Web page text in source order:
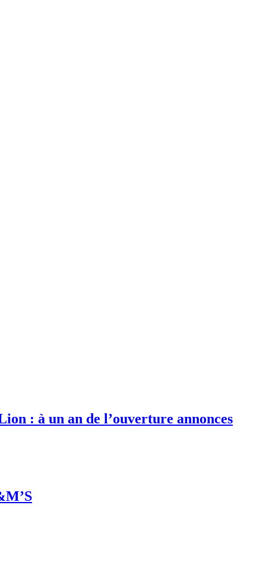
: à un an de l’ouverture annonces